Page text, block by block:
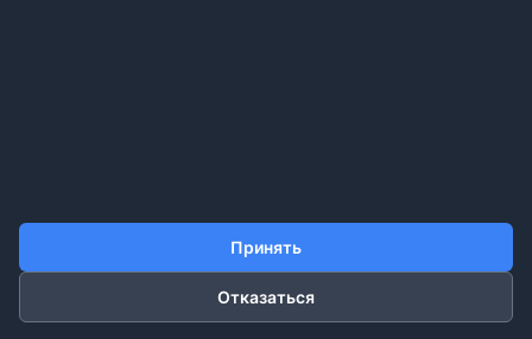
Принять
Отказаться